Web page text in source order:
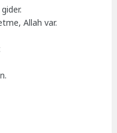
Allah var.